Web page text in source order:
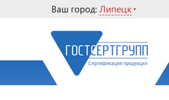
Ваш город: Липецк